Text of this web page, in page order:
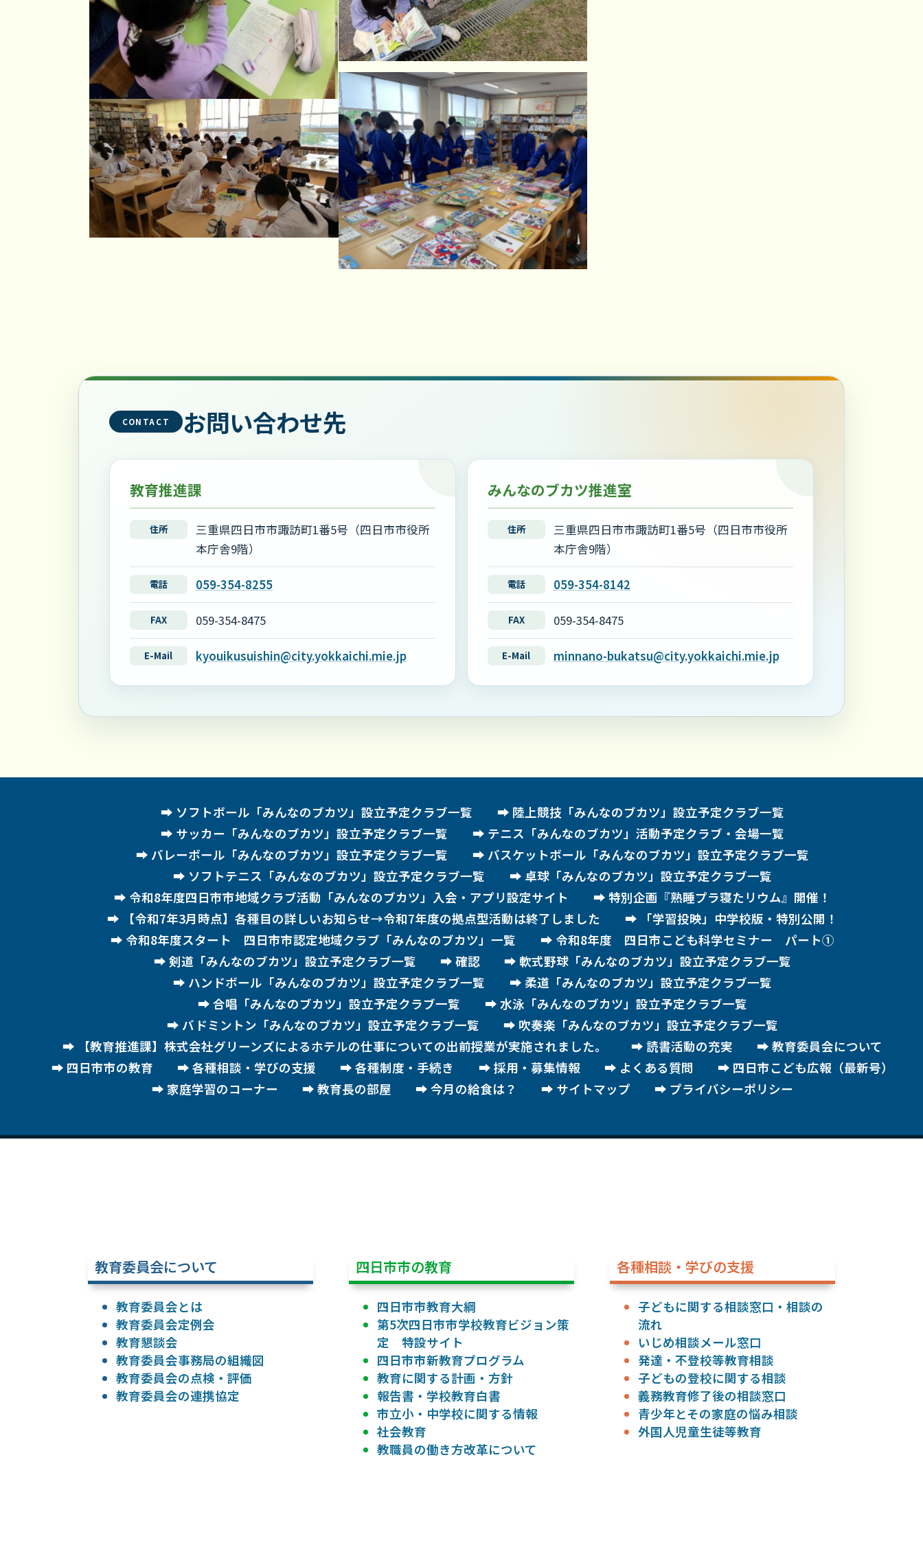
CONTACT お問い合わせ先
教育推進課
住所
三重県四日市市諏訪町1番5号（四日市市役所
本庁舎9階）
電話 059-354-8255
FAX 059-354-8475
E-Mail kyouikusuishin@city.yokkaichi.mie.jp
みんなのブカツ推進室
住所
三重県四日市市諏訪町1番5号（四日市市役所
本庁舎9階）
電話 059-354-8142
FAX 059-354-8475
E-Mail minnano-bukatsu@city.yokkaichi.mie.jp
ソフトボール「みんなのブカツ」設立予定クラブ一覧
陸上競技「みんなのブカツ」設立予定クラブ一覧
サッカー「みんなのブカツ」設立予定クラブ一覧
テニス「みんなのブカツ」活動予定クラブ・会場一覧
バレーボール「みんなのブカツ」設立予定クラブ一覧
バスケットボール「みんなのブカツ」設立予定クラブ一覧
ソフトテニス「みんなのブカツ」設立予定クラブ一覧
卓球「みんなのブカツ」設立予定クラブ一覧
令和8年度四日市市地域クラブ活動「みんなのブカツ」入会・アプリ設定サイト
特別企画『熟睡プラ寝たリウム』開催！
【令和7年3月時点】各種目の詳しいお知らせ→令和7年度の拠点型活動は終了しました
「学習投映」中学校版・特別公開！
令和8年度スタート 四日市市認定地域クラブ「みんなのブカツ」一覧
令和8年度 四日市こども科学セミナー パート①
剣道「みんなのブカツ」設立予定クラブ一覧
確認
軟式野球「みんなのブカツ」設立予定クラブ一覧
ハンドボール「みんなのブカツ」設立予定クラブ一覧
柔道「みんなのブカツ」設立予定クラブ一覧
合唱「みんなのブカツ」設立予定クラブ一覧
水泳「みんなのブカツ」設立予定クラブ一覧
バドミントン「みんなのブカツ」設立予定クラブ一覧
吹奏楽「みんなのブカツ」設立予定クラブ一覧
【教育推進課】株式会社グリーンズによるホテルの仕事についての出前授業が実施されました。
読書活動の充実
教育委員会について
四日市市の教育
各種相談・学びの支援 各種制度・手続き 採用・募集情報 よくある質問
四日市こども広報（最新号）
家庭学習のコーナー
教育長の部屋 今月の給食は？ サイトマップ プライバシーポリシー
教育委員会について
教育委員会とは
教育委員会定例会
教育懇談会
教育委員会事務局の組織図
教育委員会の点検・評価
教育委員会の連携協定
四日市市の教育
四日市市教育大綱
第5次四日市市学校教育ビジョン策
定 特設サイト
四日市市新教育プログラム
教育に関する計画・方針
報告書・学校教育白書
市立小・中学校に関する情報
社会教育
教職員の働き方改革について
各種相談・学びの支援
子どもに関する相談窓口・相談の
流れ
いじめ相談メール窓口
発達・不登校等教育相談
子どもの登校に関する相談
義務教育修了後の相談窓口
青少年とその家庭の悩み相談
外国人児童生徒等教育